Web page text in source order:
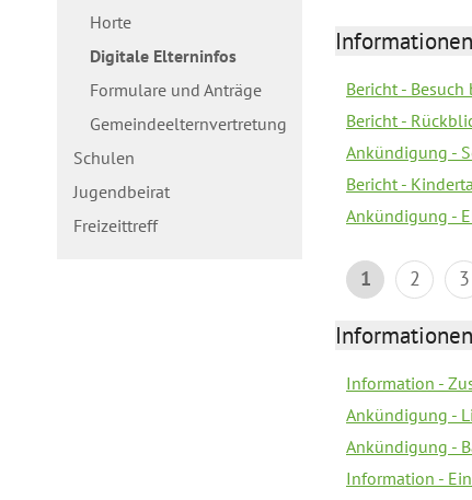
Horte
Digitale Elterninfos
Formulare und Anträge
Gemeindeelternvertretung
Schulen
Jugendbeirat
Freizeittreff
Bericht -
Bericht -
Ankündigung -
Bericht -
Ankündigung -
1 2 3
Information -
Ankündigung -
Ankündigung -
Information -